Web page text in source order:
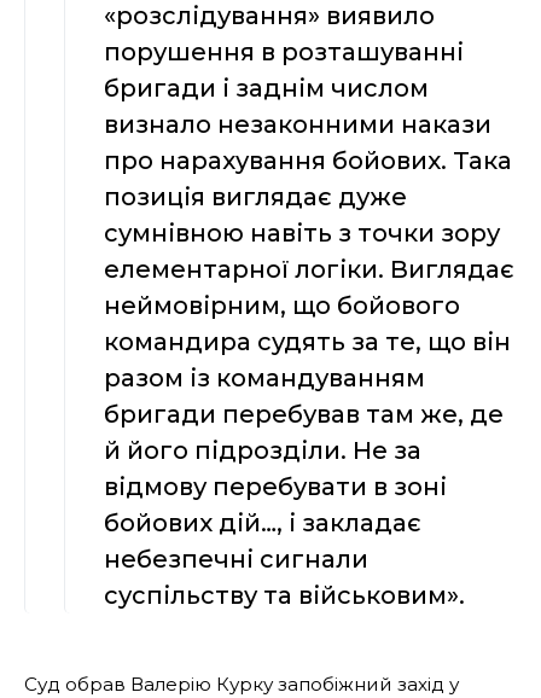
«розслідування» виявило
порушення в розташуванні
бригади і заднім числом
визнало незаконними накази
про нарахування бойових. Така
позиція виглядає дуже
сумнівною навіть з точки зору
елементарної логіки. Виглядає
неймовірним, що бойового
командира судять за те, що він
разом із командуванням
бригади перебував там же, де
й його підрозділи. Не за
відмову перебувати в зоні
бойових дій…, і закладає
небезпечні сигнали
суспільству та військовим».
Cуд обрав Валерію Курку запобіжний захід у